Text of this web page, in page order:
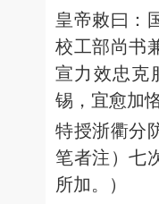
皇帝敕曰：
校工部尚书
宣力效忠克
锡，宜愈加
特授浙衢分
笔者注）七
所加。）